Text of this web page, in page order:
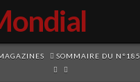
SOMMAIRE DU N°185